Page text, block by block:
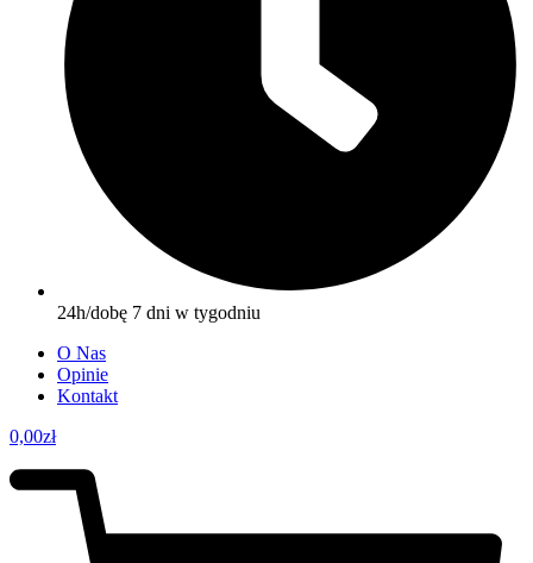
24h/dobę 7 dni w tygodniu
O Nas
Opinie
Kontakt
0,00zł